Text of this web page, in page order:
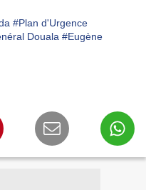
#Plan d'Urgence
Douala #Eugène